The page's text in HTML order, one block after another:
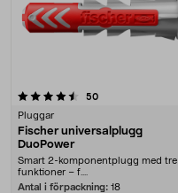
50recensioner
Pluggar
Fischer universalplugg
DuoPower
Smart 2-komponentplugg med tre
funktioner – f....
Antal i förpackning: 18
4.5 av 5 stjärnor